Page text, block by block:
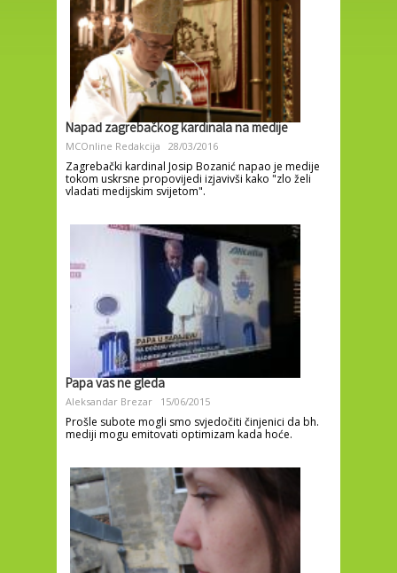
Napad zagrebačkog kardinala na medije
MCOnline Redakcija 28/03/2016
Zagrebački kardinal Josip Bozanić napao je medije
tokom uskrsne propovijedi izjavivši kako "zlo želi
vladati medijskim svijetom".
Papa vas ne gleda
Aleksandar Brezar 15/06/2015
Prošle subote mogli smo svjedočiti činjenici da bh.
mediji mogu emitovati optimizam kada hoće.